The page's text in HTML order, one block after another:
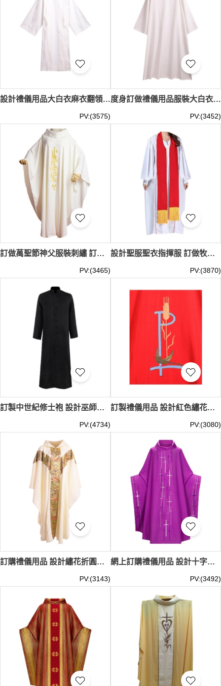
設計禮儀用品大白衣麻衣翻領服裝 訂做大碼表演服裝長袍演出舞台 SKPT071
PV:(3575)
度身訂做禮儀用品服裝大白衣麻衣 訂製事長翻領後接麻衣長袍 表演舞台大碼 SKPT070
PV:(3452)
訂做萬聖節神父服裝刺繡 訂購Chasuble神職人員長袍外衣 披肩 SKPT069
PV:(3465)
設計聖服聖衣指揮服 訂做牧師服主持合唱服 演出服裝 長老服 受洗服聖詩服 SKPT068
PV:(3870)
訂製中世紀修士袍 設計巫師服牧師服教堂神父 表演服裝 工作祭衣 神職人員長袍 SKPT067
PV:(4734)
訂製禮儀用品 設計紅色繡花折圓領彌撒服裝 表演服裝 工作祭衣 復古長袍肩帶 SKPT066
PV:(3080)
訂購禮儀用品 設計繡花折圓領彌撒服裝 表演服裝 工作服祭衣 復古長袍白色長袍 SKPT065
PV:(3143)
網上訂購禮儀用品 設計十字折圓領彌撒禮儀服裝 表演服裝 工作服祭衣 復古長袍印花 SKPT064
PV:(3492)